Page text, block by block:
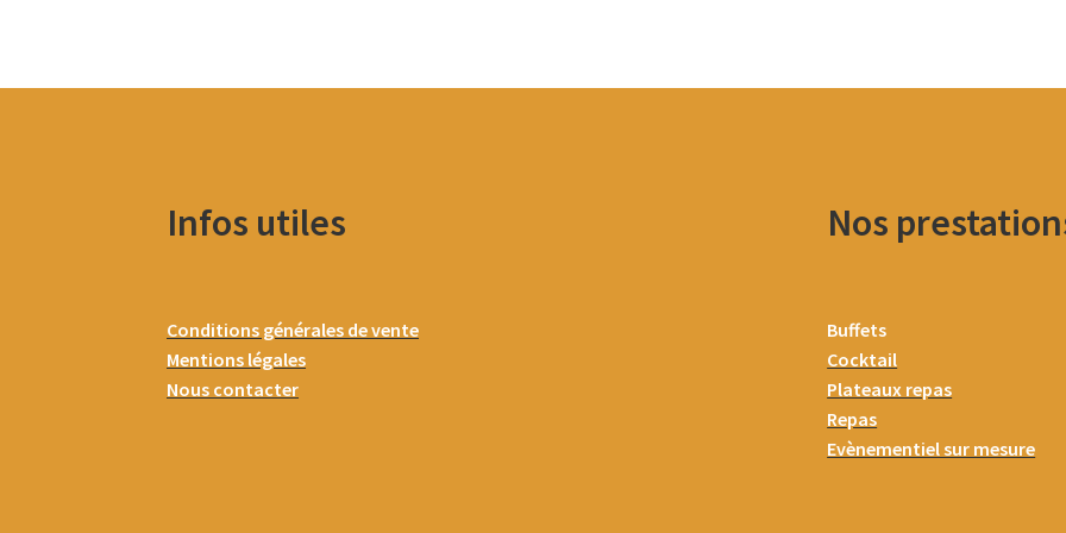
Infos utiles
Conditions générales de vente
Mentions légales
Nous contacter
Nos
Buffets
Cocktail
Plateaux repas
Repas
Evènementiel sur mesure